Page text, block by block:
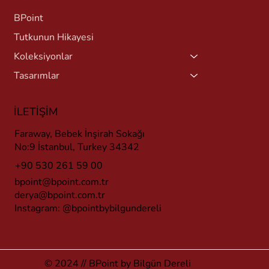
BPoint
Tutkunun Hikayesi
Koleksiyonlar
Tasarımlar
İLETİŞİM
Faraway, Bebek İnşirah Sokağı
No:9 İstanbul, Turkey 34342
+90 530 261 59 00
bpoint@bpoint.com.tr
derya@bpoint.com.tr
Instagram: @bpointbybilgundereli
© 2024 // BPoint by Bilgün Dereli